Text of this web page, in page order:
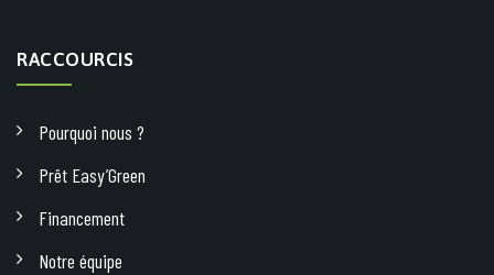
RACCOURCIS
Pourquoi nous ?
Prêt Easy’Green
Financement
Notre équipe